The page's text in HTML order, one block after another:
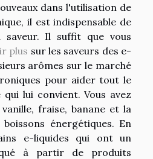
dans l'utilisation de
il est indispensable de
Il suffit que vous
plus sur les saveurs des e-
arômes sur le marché
pour aider tout le
lui convient. Vous avez
fraise, banane et la
énergétiques. En
e-liquides qui ont un
à partir de produits